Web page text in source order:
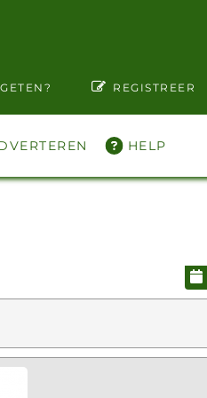
REGISTREER
HELP